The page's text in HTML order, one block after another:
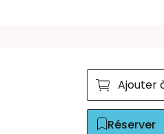
Ajouter
Réserver